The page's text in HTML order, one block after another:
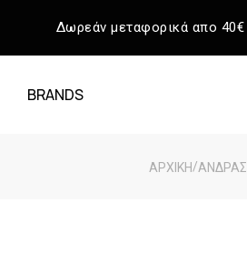
Δωρεάν μεταφορικά απο 40€
BRANDS
ΑΡΧΙΚΉ/ΆΝΔΡΑΣ